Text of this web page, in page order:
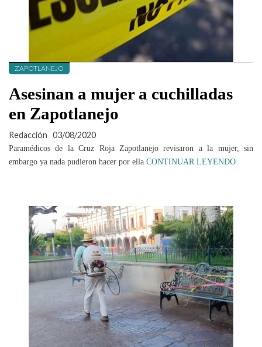
ZAPOTLANEJO
Asesinan a mujer a cuchilladas
en Zapotlanejo
Redacción 03/08/2020
Paramédicos de la Cruz Roja Zapotlanejo revisaron a la mujer, sin
embargo ya nada pudieron hacer por ella CONTINUAR LEYENDO